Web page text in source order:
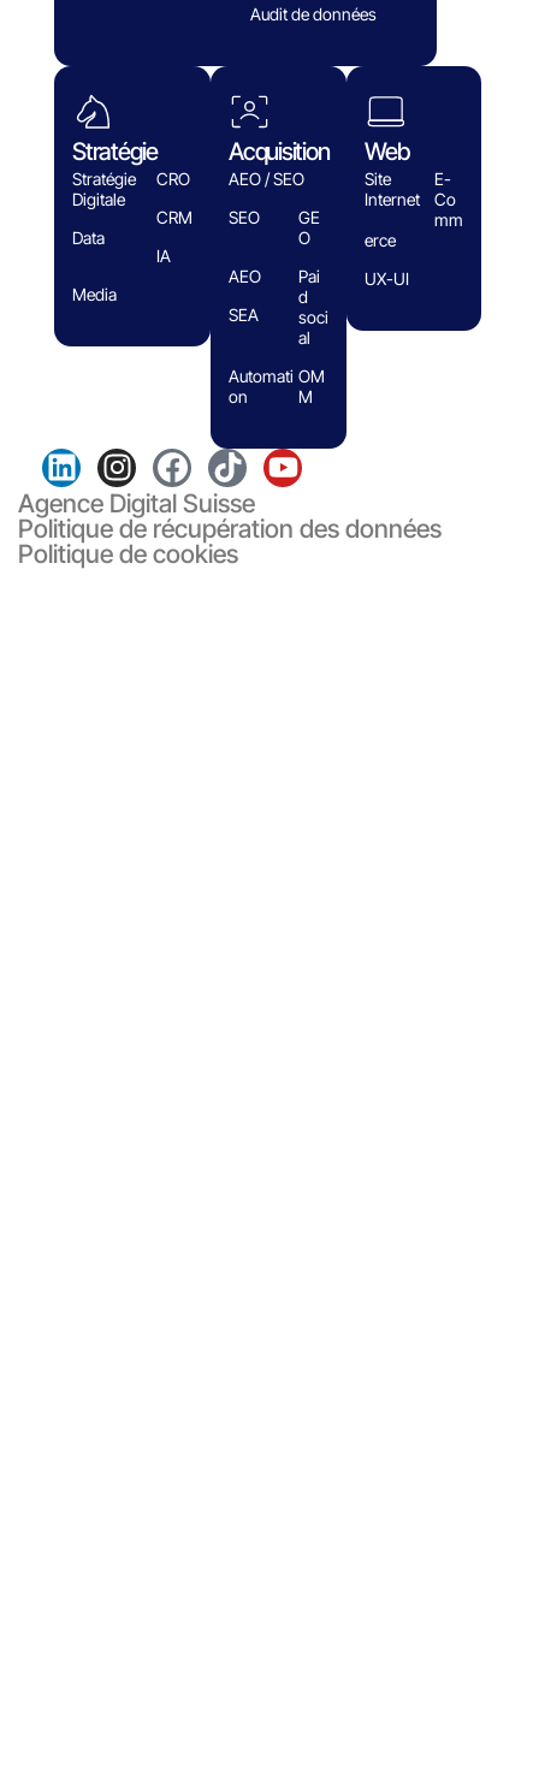
Audit de données
Stratégie
Stratégie
Digitale
CRO
Data
CRM
IA
Media
Acquisition
AEO / SEO
SEO
GE
O
AEO
SEA
Pai
d
soci
al
Automati
on
OM
M
Web
Site
Internet
E-
Co
mm
erce
UX-UI
Agence Digital Suisse
Politique de récupération des données
Politique de cookies